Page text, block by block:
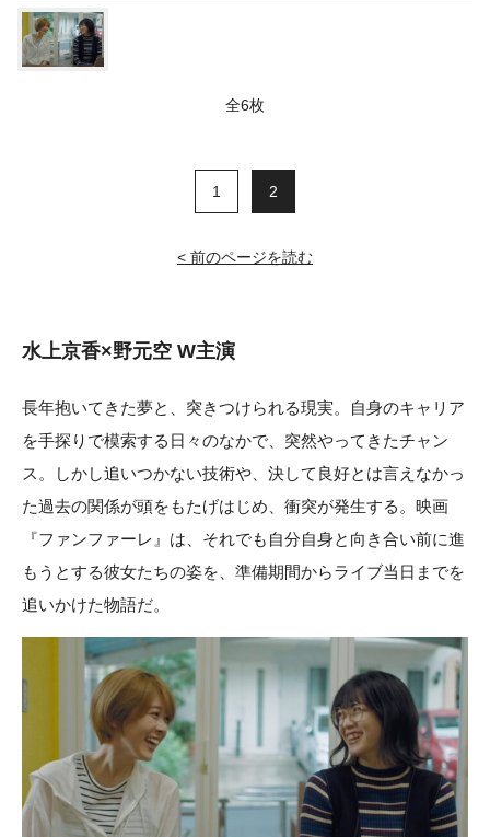
全6枚
1 2
< 前のページを読む
水上京香×野元空 W主演
長年抱いてきた夢と、突きつけられる現実。自身のキャリア
を手探りで模索する日々のなかで、突然やってきたチャン
ス。しかし追いつかない技術や、決して良好とは言えなかっ
た過去の関係が頭をもたげはじめ、衝突が発生する。映画
『ファンファーレ』は、それでも自分自身と向き合い前に進
もうとする彼女たちの姿を、準備期間からライブ当日までを
追いかけた物語だ。